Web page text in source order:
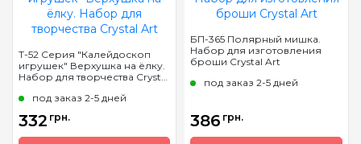
Т-52 Серия "Калейдоскоп
игрушек" Верхушка на ёлку.
Набор для творчества Crystal
под заказ 2-5 дней
332 грн.
БП-365 Полярный мишка.
Набор для изготовления
броши Crystal Art
под заказ 2-5 дней
386 грн.